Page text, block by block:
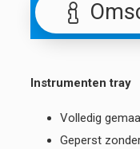
Instrumenten tray
Volledig
Geperst